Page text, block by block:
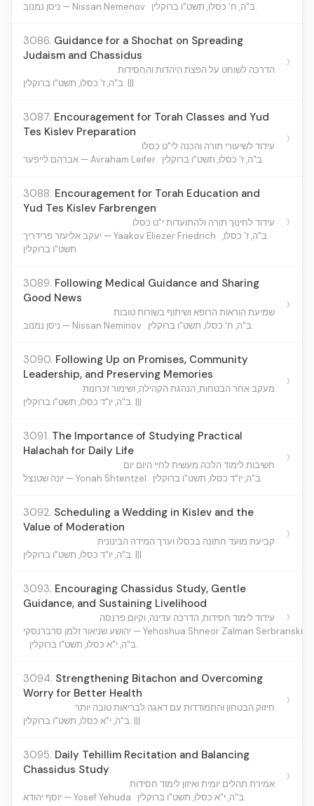
ניסן נמנוב — Nissan Nemenov
ב"ה, ח' כסלו, תשט"ו ברוקלין.
3086. Guidance for a Shochat on Spreading
Judaism and Chassidus
הדרכה לשוחט על הפצת היהדות והחסידות
ב"ה, ז' כסלו, תשט"ו ברוקלין. |||
›
3087. Encouragement for Torah Classes and Yud
Tes Kislev Preparation
עידוד לשיעורי תורה והכנה לי"ט כסלו
אברהם לייפער — Avraham Leifer
ב"ה, ז' כסלו, תשט"ו ברוקלין.
›
3088. Encouragement for Torah Education and
Yud Tes Kislev Farbrengen
עידוד לחינוך תורה ולהתועדות י"ט כסלו
יעקב אליעזר פרידריך — Yaakov Eliezer Friedrich ב"ה, ז' כסלו,
תשט"ו ברוקלין.
›
3089. Following Medical Guidance and Sharing
Good News
שמיעת הוראות הרופא ושיתוף בשורות טובות
ניסן נמנוב — Nissan Neminov
ב"ה, ח' כסלו, תשט"ו ברוקלין.
›
3090. Following Up on Promises, Community
Leadership, and Preserving Memories
מעקב אחר הבטחות, הנהגת הקהילה, ושימור זכרונות
ב"ה, יו"ד כסלו, תשט"ו ברוקלין. |||
›
3091. The Importance of Studying Practical
Halachah for Daily Life
חשיבות לימוד הלכה מעשית לחיי היום יום
יונה שטנצל — Yonah Shtentzel
ב"ה, יו"ד כסלו, תשט"ו ברוקלין.
›
3092. Scheduling a Wedding in Kislev and the
Value of Moderation
קביעת מועד חתונה בכסלו וערך המידה הבינונית
ב"ה, יו"ד כסלו, תשט"ו ברוקלין. |||
›
3093. Encouraging Chassidus Study, Gentle
Guidance, and Sustaining Livelihood
עידוד לימוד חסידות, הדרכה עדינה, וקיום פרנסה
יהושע שניאור זלמן סרברנסקי — Yehoshua Shneor Zalman Serbranski
ב"ה, י"א כסלו, תשט"ו ברוקלין.
›
3094. Strengthening Bitachon and Overcoming
Worry for Better Health
חיזוק הבטחון והתמודדות עם דאגה לבריאות טובה יותר
ב"ה, י"א כסלו, תשט"ו ברוקלין. |||
›
3095. Daily Tehillim Recitation and Balancing
Chassidus Study
אמירת תהלים יומית ואיזון לימוד חסידות
יוסף יהודא — Yosef Yehuda
ב"ה, י"א כסלו, תשט"ו ברוקלין.
›